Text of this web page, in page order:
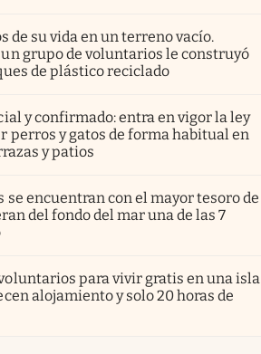
de su vida en un terreno vacío.
grupo de voluntarios le construyó
de plástico reciclado
y confirmado: entra en vigor la ley
perros y gatos de forma habitual en
y patios
se encuentran con el mayor tesoro de
del fondo del mar una de las 7
para vivir gratis en una isla
alojamiento y solo 20 horas de